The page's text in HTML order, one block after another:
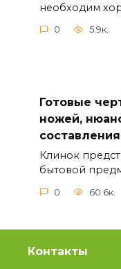
необходим
0 5.9к.
Готовые
ножей,
составления
Клинок
бытовой
0 60.6к.
Контакты